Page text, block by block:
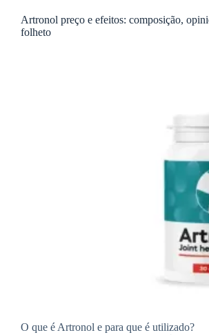
Artronol preço e efeitos: composição,
folheto
O que é Artronol e para que é utilizado?